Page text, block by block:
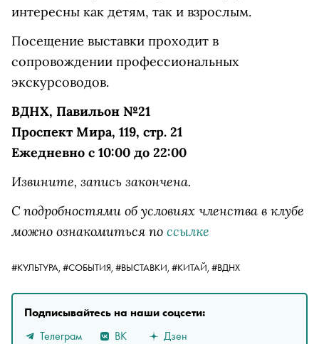
интересны как детям, так и взрослым.
Посещение выставки проходит в
сопровождении профессиональных
экскурсоводов.
ВДНХ, Павильон №21
Проспект Мира, 119, стр. 21
Ежедневно с 10:00 до 22:00
Извините, запись закончена.
С подробностями об условиях членства в клубе
можно ознакомиться по ссылке
#КУЛЬТУРА, #СОБЫТИЯ, #ВЫСТАВКИ, #КИТАЙ, #ВДНХ
Подписывайтесь на наши соцсети:
Телеграм
ВК Дзен